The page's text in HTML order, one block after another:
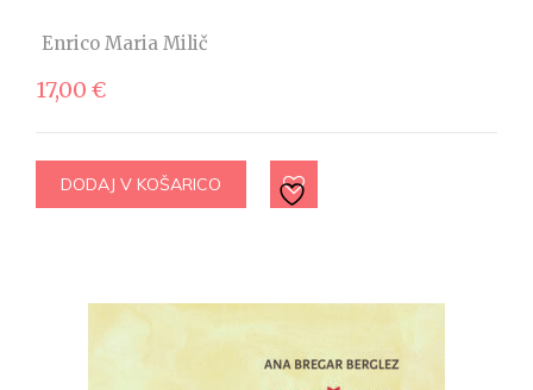
Enrico Maria Milič
17,00 €
DODAJ V KOŠARICO